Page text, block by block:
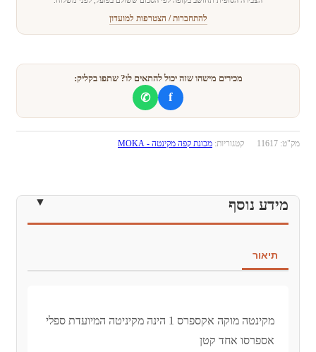
להתחברות / הצטרפות למועדון
מכירים מישהו שזה יכול להתאים לו? שתפו בקליק:
✆
מק"ט:11617 קטגוריות:מכונת קפה מקינטה - MOKA
מידע נוסף
תיאור
מקינטה מוקה אקספרס 1 הינה מקיניטה המיועדת ספלי
אספרסו אחד קטן